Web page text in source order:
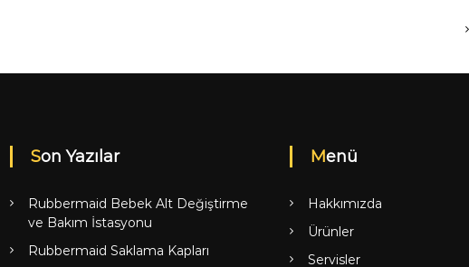
Son Yazılar
Rubbermaid Bebek Alt Değiştirme
ve Bakım İstasyonu
Rubbermaid Saklama Kapları
Menü
Hakkımızda
Ürünler
Servisler